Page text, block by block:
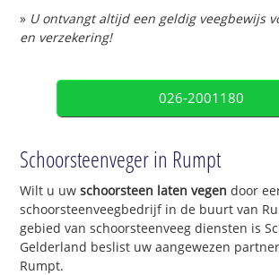
» U ontvangt altijd een geldig veegbewijs
en verzekering!
026-2001180
Schoorsteenveger in Rumpt
Wilt u uwschoorsteen laten vegen door
schoorsteenveegbedrijf in de buurt van
gebied van schoorsteenveeg diensten is
Gelderland beslist uw aangewezen
Rumpt.